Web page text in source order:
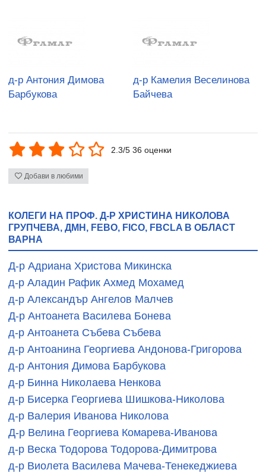
д-р Антония Димова
Барбукова
д-р Камелия Веселинова
Байчева
2.3/5 36 оценки
Добави в любими
КОЛЕГИ НА ПРОФ. Д-Р ХРИСТИНА НИКОЛОВА
ГРУПЧЕВА, ДМН, FEBO, FICO, FBCLA В ОБЛАСТ
ВАРНА
Д-р Адриана Христова Микинска
д-р Аладин Рафик Ахмед Мохамед
д-р Александър Ангелов Малчев
Д-р Антоанета Василева Бонева
д-р Антоанета Събева Събева
д-р Антоанина Георгиева Андонова-Григорова
д-р Антония Димова Барбукова
д-р Бинна Николаева Ненкова
д-р Бисерка Георгиева Шишкова-Николова
д-р Валерия Иванова Николова
Д-р Велина Георгиева Комарева-Иванова
д-р Веска Тодорова Тодорова-Димитрова
д-р Виолета Василева Мачева-Тенекеджиева